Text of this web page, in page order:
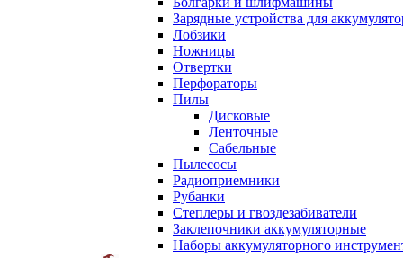
Зарядные устройства для
Лобзики
Ножницы
Отвертки
Перфораторы
Пилы
Дисковые
Ленточные
Сабельные
Пылесосы
Радиоприемники
Рубанки
Степлеры и гвоздезабиватели
Заклепочники аккумуляторные
Наборы аккумуляторного